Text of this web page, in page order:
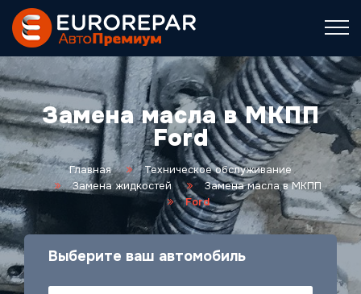
Замена масла в МКПП
Ford
Главная
Техническое обслуживание
Замена жидкостей
Замена масла в МКПП
Ford
Выберите ваш автомобиль